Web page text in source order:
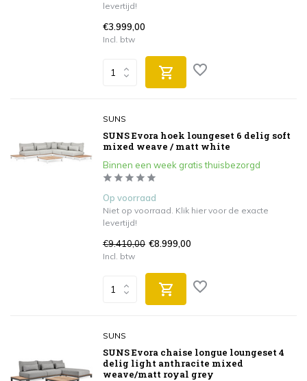
levertijd!
€3.999,00
Incl. btw
SUNS
SUNS Evora hoek loungeset 6 delig soft
mixed weave / matt white
Binnen een week gratis thuisbezorgd
Op voorraad
Niet op voorraad. Klik hier voor de exacte
levertijd!
€9.410,00 €8.999,00
Incl. btw
SUNS
SUNS Evora chaise longue loungeset 4
delig light anthracite mixed
weave/matt royal grey